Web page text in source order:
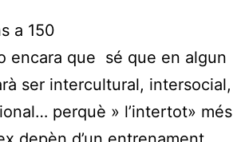
a 150
encara que sé que en algun
ser intercultural, intersocial,
perquè » l’intertot» més